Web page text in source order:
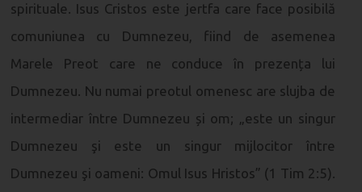
spirituale. Isus Cristos este jertfa care face posibilă
comuniunea cu Dumnezeu, fiind de asemenea
Marele Preot care ne conduce în prezența lui
Dumnezeu. Nu numai preotul omenesc are slujba de
intermediar între Dumnezeu și om; „este un singur
Dumnezeu şi este un singur mijlocitor între
Dumnezeu şi oameni: Omul Isus Hristos” (1 Tim 2:5).